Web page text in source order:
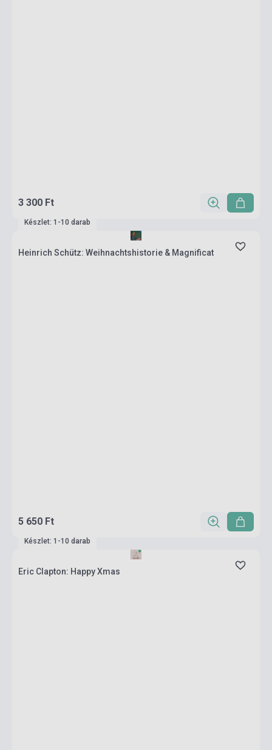
3 300 Ft
Készlet: 1-10 darab
Heinrich Schütz: Weihnachtshistorie & Magnificat
5 650 Ft
Készlet: 1-10 darab
Eric Clapton: Happy Xmas